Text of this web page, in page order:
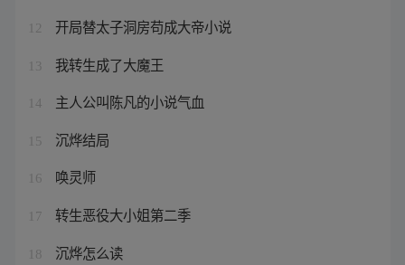
12 开局替太子洞房苟成大帝小说
13 我转生成了大魔王
14 主人公叫陈凡的小说气血
15 沉烨结局
16 唤灵师
17 转生恶役大小姐第二季
18 沉烨怎么读